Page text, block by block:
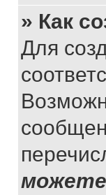
» Как
Для
можете